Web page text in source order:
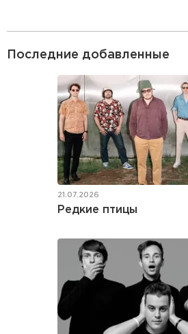
Последние добавленные
21.07.2026
Редкие птицы